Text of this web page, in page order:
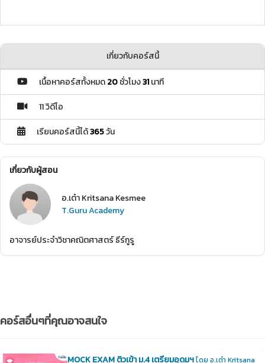
เกี่ยวกับคอร์สนี้
เนื้อหาคอร์สทั้งหมด20ชั่วโมง31นาที
11 วิดีโอ
เรียนคอร์สนี้ได้365วัน
เกี่ยวกับผู้สอน
อ.เต๋า Kritsana Kesmee
T.Guru Academy
อาจารย์ประจำวิชาคณิตศาสตร์ ธีร์กูรู
คอร์สอื่นๆที่คุณอาจสนใจ
MOCK EXAM ติวเข้า ม.4 เตรียมอุดมฯโดย อ.เต๋า Kritsana